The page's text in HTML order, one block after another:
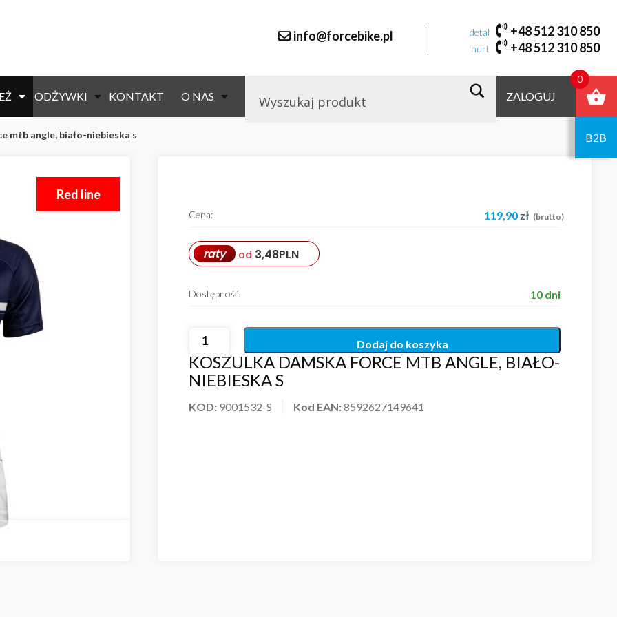
info@forcebike.pl detal +48 512 310 850
hurt +48 512 310 850
ODŻYWKI KONTAKT O NAS ZALOGUJ
B2B
mtb angle, biało-niebieska s
Red line
KOSZULKA DAMSKA FORCE MTB ANGLE, BIAŁO-
NIEBIESKA S
KOD: 9001532-S Kod EAN:8592627149641
Cena: 119,90 zł (brutto)
raty od 3,48PLN
Dostępność: 10 dni
Dodaj do koszyka
0